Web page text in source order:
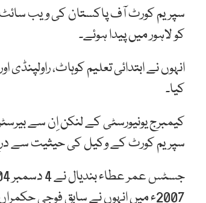
کو لاہور میں پیدا ہوئے۔
انہوں نے ابتدائی تعلیم کوہاٹ،
کیا۔
سپریم کورٹ کے وکیل کی حیثیت سے
2007ء میں انہوں نے سابق فوجی